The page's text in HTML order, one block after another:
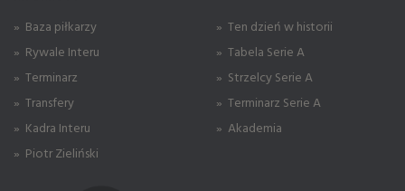
» Baza piłkarzy
» Rywale Interu
» Terminarz
» Transfery
» Kadra Interu
» Piotr Zieliński
» Ten dzień w historii
» Tabela Serie A
» Strzelcy Serie A
» Terminarz Serie A
» Akademia